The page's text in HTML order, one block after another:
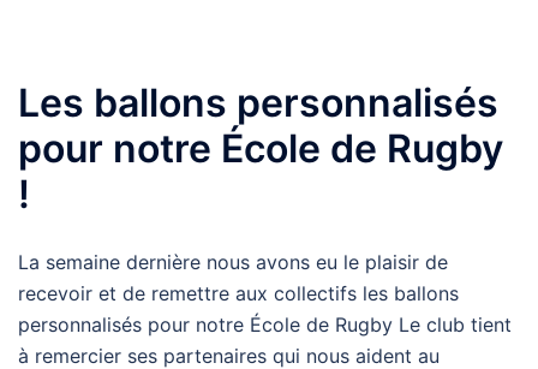
Les ballons personnalisés
pour notre École de Rugby
!
La semaine dernière nous avons eu le plaisir de
recevoir et de remettre aux collectifs les ballons
personnalisés pour notre École de Rugby Le club tient
à remercier ses partenaires qui nous aident au